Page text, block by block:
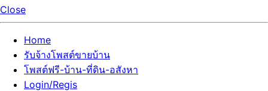
Close
Home
รับจ้างโพสต์ขายบ้าน
โพสต์ฟรี-บ้าน-ที่ดิน-อสังหา
Login/Regis